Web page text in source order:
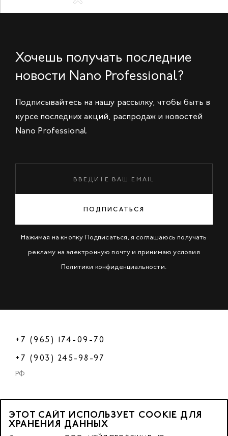
Хочешь получать последние
новости Nano Professional?
Подписывайтесь на нашу рассылку, чтобы быть в
курсе последних акций, распродаж и новостей
Nano Professional
ПОДПИСАТЬСЯ
Нажимая на кнопку Подписаться, я соглашаюсь получать
рекламу на электронную почту и принимаю условия
Политики конфиденциальности.
+7 (965) 174-09-70
+7 (903) 245-98-97
РФ
2023 © OOO «Нейл Профешнл».
Все права защищены.
ЭТОТ САЙТ ИСПОЛЬЗУЕТ COOKIE ДЛЯ
ХРАНЕНИЯ ДАННЫХ